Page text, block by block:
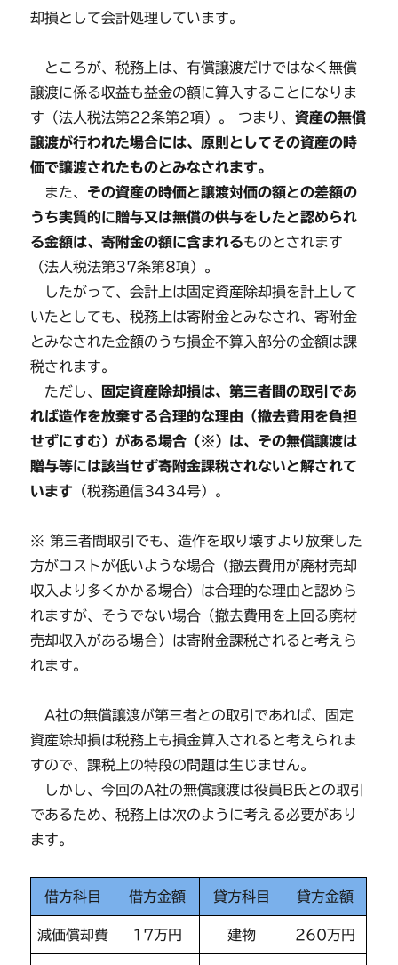
却損として会計処理しています。
ところが、税務上は、有償譲渡だけではなく無償
譲渡に係る収益も益金の額に算入することになりま
す（法人税法第22条第2項）。 つまり、資産の無償
譲渡が行われた場合には、原則としてその資産の時
価で譲渡されたものとみなされます。
また、 その資産の時価と譲渡対価の額との差額の
うち実質的に贈与又は無償の供与をしたと認められ
る金額は、寄附金の額に含まれるものとされます
（法人税法第37条第8項）。
したがって、会計上は固定資産除却損を計上して
いたとしても、税務上は寄附金とみなされ、寄附金
とみなされた金額のうち損金不算入部分の金額は課
税されます。
ただし、
固定資産除却損は、第三者間の取引であ
れば造作を放棄する合理的な理由（撤去費用を負担
せずにすむ）がある場合（※）は、その無償譲渡は
贈与等には該当せず寄附金課税されないと解されて
います （税務通信3434号）。
※ 第三者間取引でも、造作を取り壊すより放棄した
方がコストが低いような場合（撤去費用が廃材売却
収入より多くかかる場合）は合理的な理由と認めら
れますが、そうでない場合（撤去費用を上回る廃材
売却収入がある場合）は寄附金課税されると考えら
れます。
A社の無償譲渡が第三者との取引であれば、固定
資産除却損は税務上も損金算入されると考えられま
すので、課税上の特段の問題は生じません。
しかし、今回のA社の無償譲渡は役員B氏との取引
であるため、税務上は次のように考える必要があり
ます。
借方科目 借方金額 貸方科目 貸方金額
減価償却費 17万円 建物 260万円